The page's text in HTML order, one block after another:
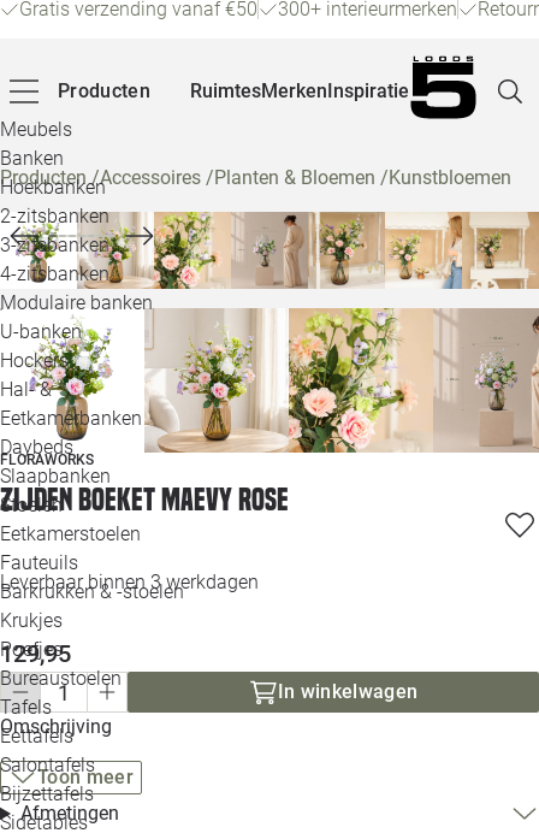
Gratis verzending vanaf €50 300+ interieurmerken
Producten
Meubels
Banken
Hoekbanken
2-zitsbanken
3-zitsbanken
4-zitsbanken
Modulaire banken
U-banken
Hockers
Hal- &
Eetkamerbanken
Daybeds
Slaapbanken
Stoelen
Eetkamerstoelen
Fauteuils
Barkrukken & -stoelen
Krukjes
Poefjes
Bureaustoelen
Tafels
Eettafels
Salontafels
Bijzettafels
Sidetables
RuimtesMerkenInspiratie
Producten/Accessoires /Planten & Bloemen /Kunstbloemen
FLORAWORKS
Zijden boeket Maevy Rose
Leverbaar binnen 3 werkdagen
129,95
In winkelwagen
Omschrijving
Toon meer
Afmetingen